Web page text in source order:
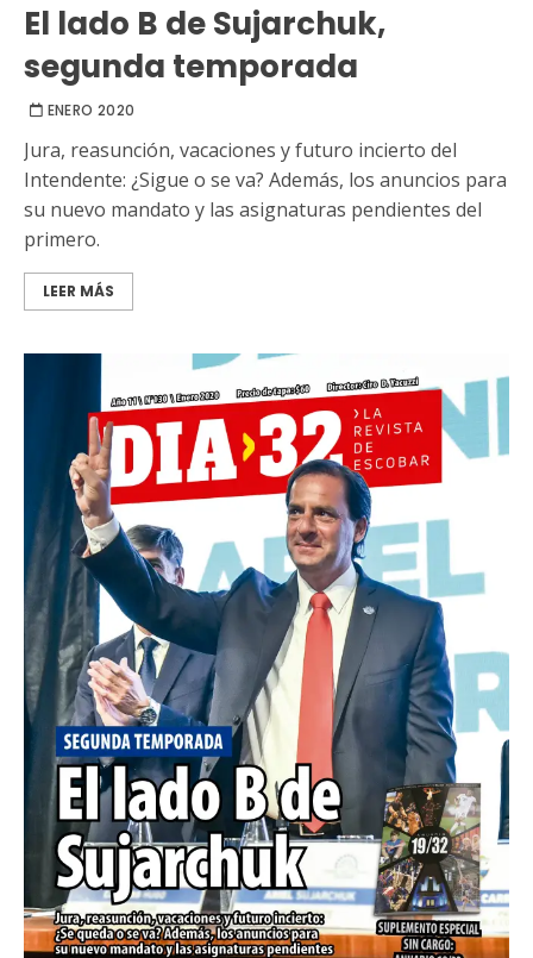
El lado B de Sujarchuk,
segunda temporada
ENERO 2020
Jura, reasunción, vacaciones y futuro incierto del
Intendente: ¿Sigue o se va? Además, los anuncios para
su nuevo mandato y las asignaturas pendientes del
primero.
LEER MÁS